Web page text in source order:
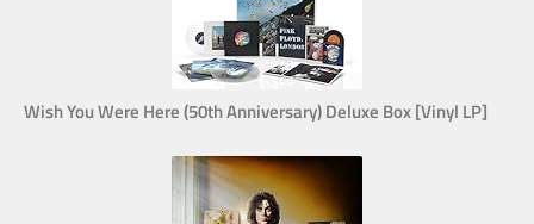
Wish You Were Here (50th Anniversary) Deluxe Box [Vinyl LP]